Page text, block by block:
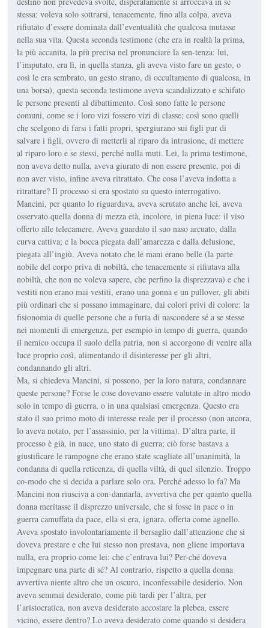
stessa: voleva solo sottrarsi, tenacemente, fino alla colpa, aveva
rifiutato d’essere dominata dall’eventualità che qualcosa mutasse
nella sua vita. Questa seconda testimone (che era in realtà la prima,
la più accanita, la più precisa nel pronunciare la sen-tenza: lui,
l’imputato, era lì, in quella stanza, gli aveva visto fare un gesto, o
così le era sembrato, un gesto strano, di occultamento di qualcosa, in
una borsa), questa seconda testimone aveva scandalizzato e schifato
le persone presenti al dibattimento. Così sono fatte le persone
comuni, come se i loro vizi fossero vizi di classe; così sono quelli
che scelgono di farsi i fatti propri, spergiurano sui figli pur di
salvare i figli, ovvero di metterli al riparo da intrusione, di mettere
al riparo loro e se stessi, perché nulla muti. Lei, la prima testimone,
non aveva detto nulla, aveva giurato di non essere presente, poi di
non aver visto, infine aveva ritrattato. Che cosa l’aveva indotta a
ritrattare? Il processo si era spostato su questo interrogativo.
Mancini, per quanto lo riguardava, aveva scrutato anche lei, aveva
osservato quella donna di mezza età, incolore, in piena luce: il viso
offerto alle telecamere. Aveva guardato il suo naso arcuato, dalla
curva cattiva; e la bocca piegata dall’amarezza e dalla delusione,
piegata all’ingiù. Aveva notato che le mani erano belle (la parte
nobile del corpo priva di nobiltà, che tenacemente si rifiutava alla
nobiltà, che non ne voleva sapere, che perfino la disprezzava) e che i
vestiti non erano mai vestiti, erano una gonna e un pullover, gli abiti
più ordinari che si possano immaginare, dai colori privi di colore: la
fisionomia di quelle persone che a furia di nascondere sé a se stesse
nei momenti di emergenza, per esempio in tempo di guerra, quando
il nemico occupa il suolo della patria, non si accorgono di venire alla
luce proprio così, alimentando il disinteresse per gli altri,
condannando gli altri.
Ma, si chiedeva Mancini, si possono, per la loro natura, condannare
queste persone? Forse le cose dovevano essere valutate in altro modo
solo in tempo di guerra, o in una qualsiasi emergenza. Questo era
stato il suo primo moto di interesse reale per il processo (non ancora,
lo aveva notato, per l’assassinio, per la vittima). D’altra parte, il
processo è già, in nuce, uno stato di guerra; ciò forse bastava a
giustificare le rampogne che erano state scagliate all’unanimità, la
condanna di quella reticenza, di quella viltà, di quel silenzio. Troppo
co-modo che si decida a parlare solo ora. Perché adesso lo fa? Ma
Mancini non riusciva a con-dannarla, avvertiva che per quanto quella
donna meritasse il disprezzo universale, che si fosse in pace o in
guerra camuffata da pace, ella si era, ignara, offerta come agnello.
Aveva spostato involontariamente il bersaglio dall’attenzione che si
doveva prestare e che lui stesso non prestava, non gliene importava
nulla, era proprio come lei: che c’entrava lui? Per-ché doveva
impegnare una parte di sé? Al contrario, rispetto a quella donna
avvertiva niente altro che un oscuro, inconfessabile desiderio. Non
aveva semmai desiderato, come più tardi per l’altra, per
l’aristocratica, non aveva desiderato accostare la plebea, essere
vicino, essere dentro? Lo aveva desiderato come quando si desidera